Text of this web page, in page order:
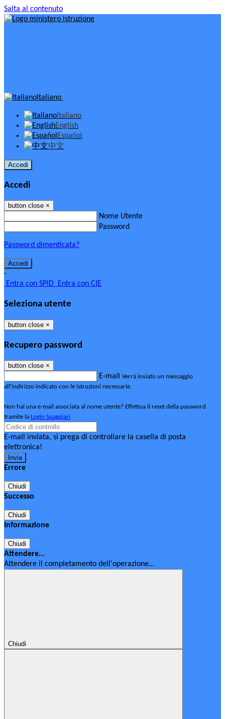
Salta al contenuto
Italiano
Italiano
English
Español
中文
Accedi
Accedi
button close ×
Nome Utente
Password
Password dimenticata?
-
Entra con SPID Entra con CIE
Seleziona utente
button close ×
Recupero password
button close ×
E-mail Verrà inviato un messaggio
all'indirizzo indicato con le istruzioni necessarie.
Non hai una e-mail associata al nome utente? Effettua il reset della password
tramite la Login Spaggiari
E-mail inviata, si prega di controllare la casella di posta
elettronica!
Errore
Chiudi
Successo
Chiudi
Informazione
Chiudi
Attendere...
Attendere il completamento dell'operazione...
Chiudi